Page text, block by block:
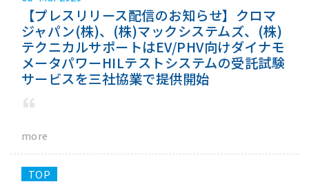
【プレスリリース配信のお知らせ】クロマ
ジャパン(株)、(株)マックシステムズ、(株)
テクニカルサポートはEV/PHV向けダイナモ
メータパワーHILテストシステムの受託試験
サービスを三社協業で提供開始
more